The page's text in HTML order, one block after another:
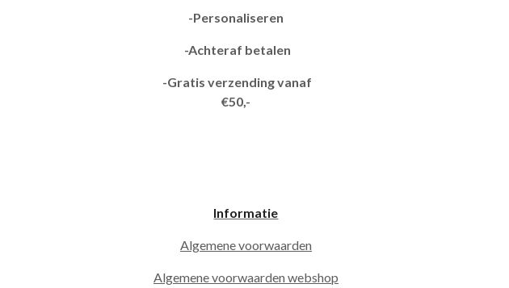
-Personaliseren
-Achteraf betalen
-Gratis verzending vanaf
€50,-
Informatie
Algemene voorwaarden
Algemene voorwaarden webshop